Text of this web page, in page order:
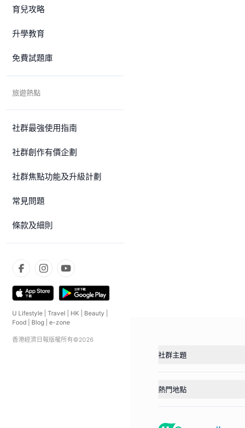
育兒攻略
升學教育
免費試題庫
旅遊熱點
社群最強使用指南
社群創作有價企劃
社群焦點功能及升級計劃
常見問題
條款及細則
U Lifestyle Travel HK Beauty
Food
Blog e-zone
香港經濟日報版權所有©2026
社群主題
熱門地點